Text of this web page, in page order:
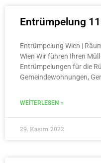
Entrümpelung
Entrümpelung Wien |
Wien Wir führen Ihren
Entrümpelungen für die
Gemeindewohnungen,
WEITERLESEN »
29. Kasım 2022